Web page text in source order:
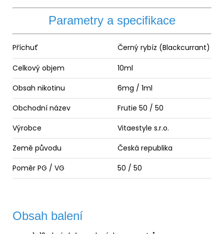
Parametry a specifikace
Příchuť Černý rybíz (Blackcurrant)
Celkový objem
10ml
Obsah nikotinu
6mg / 1ml
Obchodní název
Frutie 50 / 50
Výrobce
Vitaestyle s.r.o.
Země původu
Česká republika
Poměr PG / VG 50 / 50
Obsah balení